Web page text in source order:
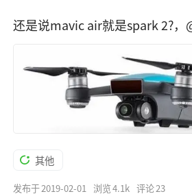
还是说mavic air就是spark 2?，
其他
发布于2019-02-01 浏览4.1k 评论23